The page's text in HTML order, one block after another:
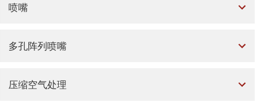
喷嘴
多孔阵列喷嘴
压缩空气处理